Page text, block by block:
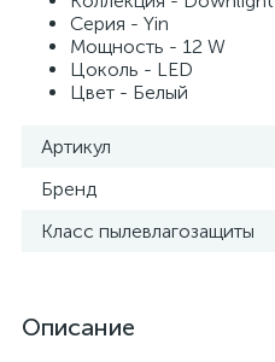
Серия - Yin
Мощность - 12 W
Цоколь - LED
Цвет - Белый
Артикул
Бренд
Класс пылевлагозащиты
Описание